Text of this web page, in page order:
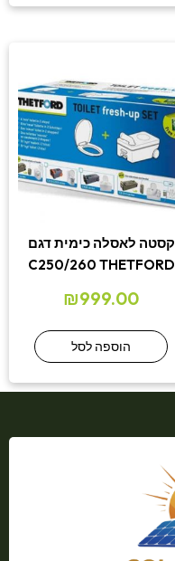
קסטה לאסלה כימית דגם
C250/260 THETFORD
₪999.00
הוספה לסל